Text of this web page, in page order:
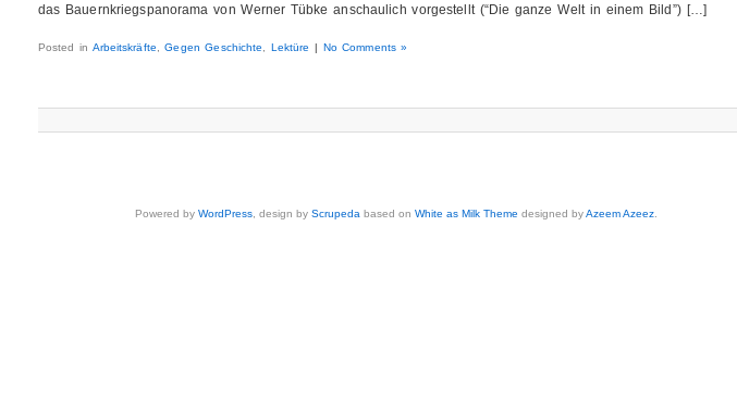
das Bauernkriegspanorama von Werner Tübke anschaulich vorgestellt (“Die ganze Welt in einem Bild”) […]
Posted in Arbeitskräfte ,Gegen Geschichte Lektüre | No Comments »
Powered byWordPress , design byScrupeda based onWhite as Milk Theme designed byAzeem Azeez